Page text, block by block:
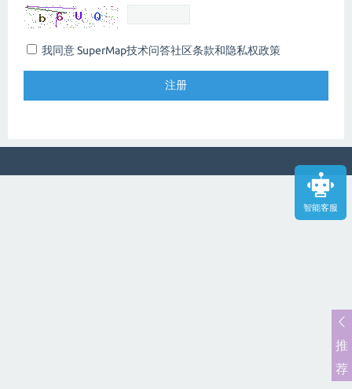
智能客服
我同意 SuperMap技术问答社区条款和隐私权政策